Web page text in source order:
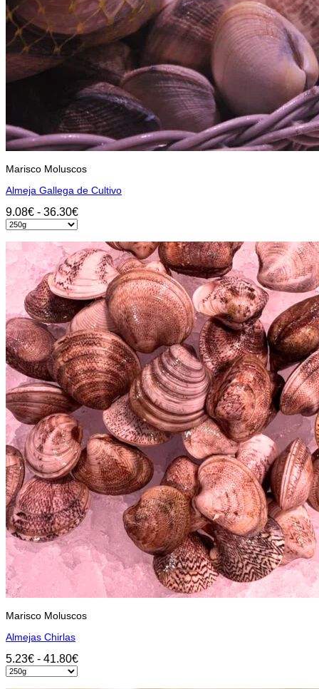
Marisco Moluscos
Almeja Gallega de Cultivo
9.08€ - 36.30€Rango
desde
9.08€
hasta
36.30€
Este
producto
múltiples
variantes.
opciones
se
pueden
elegir
en
la
página
de
producto
Marisco Moluscos
Almejas Chirlas
5.23€ - 41.80€Rango